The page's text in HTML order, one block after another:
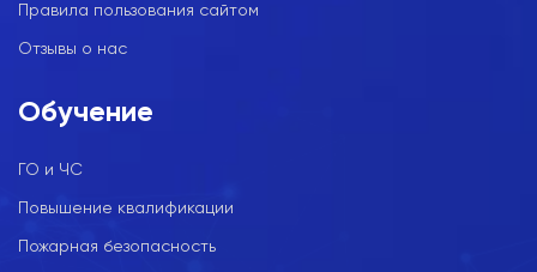
Правила пользования сайтом
Отзывы о нас
Обучение
ГО и ЧС
Повышение квалификации
Пожарная безопасность